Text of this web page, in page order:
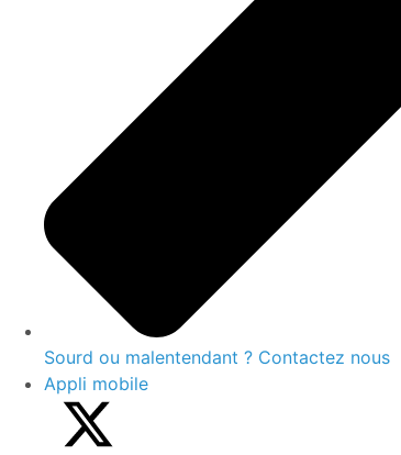
Sourd ou malentendant ? Contactez nous
Appli mobile